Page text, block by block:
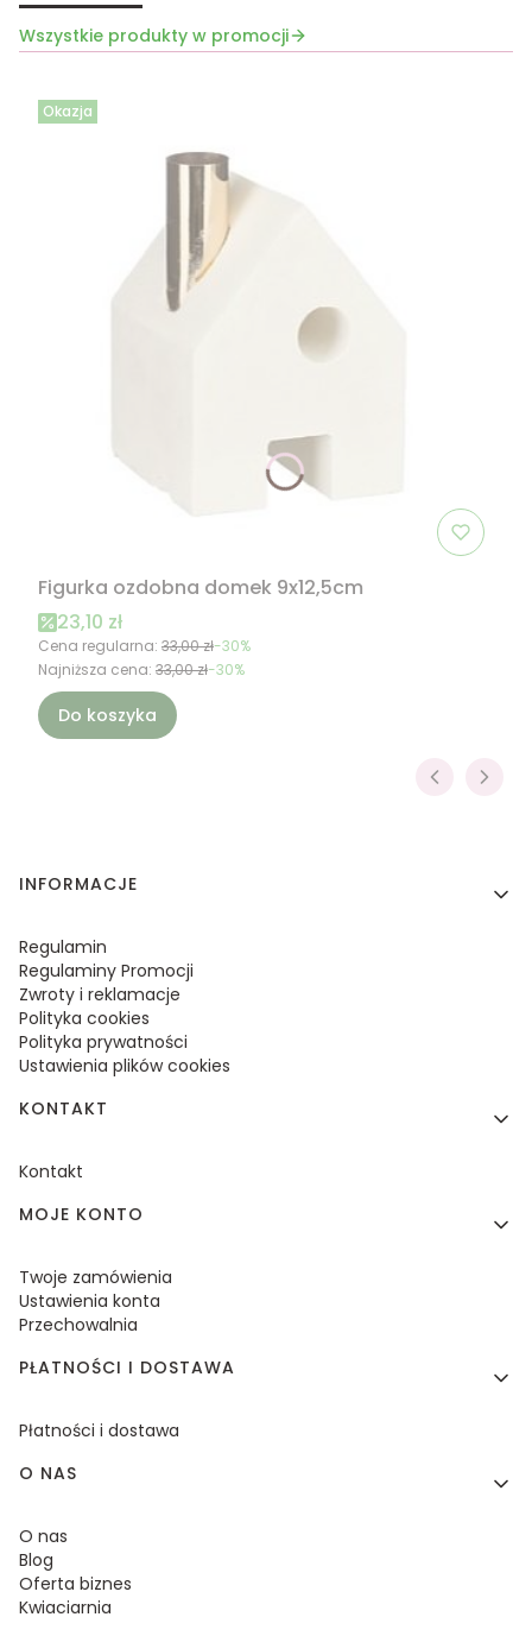
Wszystkie produkty w promocji
Okazja
Figurka ozdobna domek 9x12,5cm
Cena promocyjna
23,10 zł
Cena regularna: 33,00 zł-30%
Najniższa cena: 33,00 zł-30%
Do koszyka
Linki w stopce
INFORMACJE
Regulamin
Regulaminy Promocji
Zwroty i reklamacje
Polityka cookies
Polityka prywatności
Ustawienia plików cookies
KONTAKT
Kontakt
MOJE KONTO
Twoje zamówienia
Ustawienia konta
Przechowalnia
PŁATNOŚCI I DOSTAWA
Płatności i dostawa
O NAS
O nas
Blog
Oferta biznes
Kwiaciarnia